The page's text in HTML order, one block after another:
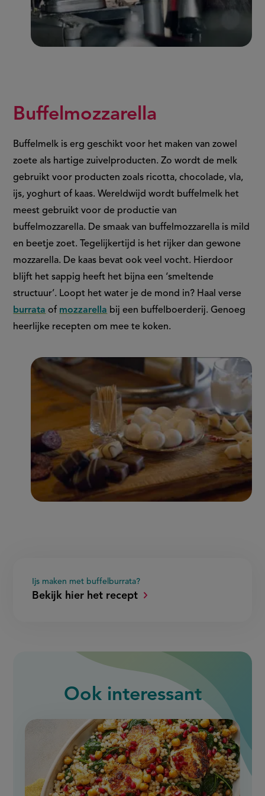
Buffelmozzarella
Buffelmelk is erg geschikt voor het maken van zowel
zoete als hartige zuivelproducten. Zo wordt de melk
gebruikt voor producten zoals ricotta, chocolade, vla,
ijs, yoghurt of kaas. Wereldwijd wordt buffelmelk het
meest gebruikt voor de productie van
buffelmozzarella. De smaak van buffelmozzarella is mild
en beetje zoet. Tegelijkertijd is het rijker dan gewone
mozzarella. De kaas bevat ook veel vocht. Hierdoor
blijft het sappig heeft het bijna een ‘smeltende
structuur’. Loopt het water je de mond in? Haal verse
burrata of mozzarella bij een buffelboerderij. Genoeg
heerlijke recepten om mee te koken.
Ijs maken met buffelburrata?
Bekijk hier het recept
Ook interessant